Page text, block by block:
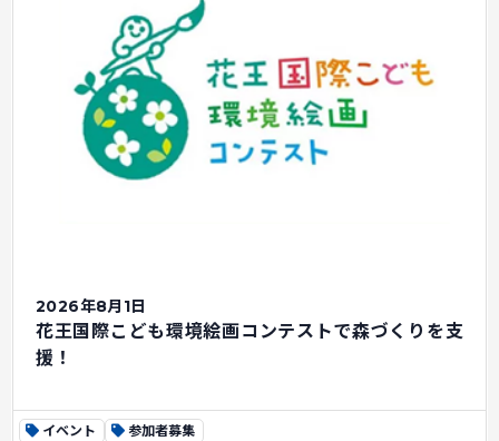
2026年8月1日
花王国際こども環境絵画コンテストで森づくりを支
援！
イベント 参加者募集